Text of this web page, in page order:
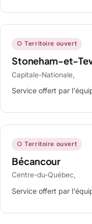
○ Territoire ouvert
Stoneham-et-
Capitale-Nationale,
Service offert par
○ Territoire ouvert
Bécancour
Centre-du-Québec,
Service offert par